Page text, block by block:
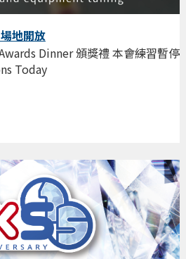
地開放
Dinner 頒獎禮 本會練習暫停
Today